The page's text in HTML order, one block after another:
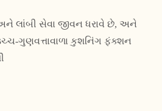
લાંબી સેવા જીવન ધરાવે છે, અને
ગુણવત્તાવાળા કુશનિંગ ફંક્શન